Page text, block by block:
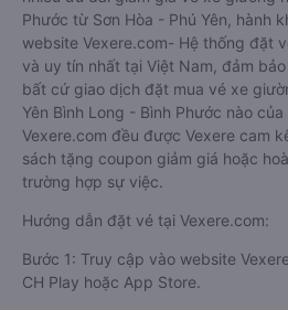
Phước từ Sơn Hòa - Phú Yên, hành
website Vexere.com- Hệ thống đặt
và uy tín nhất tại Việt Nam, đảm
bất cứ giao dịch đặt mua vé xe
Yên Bình Long - Bình Phước nào
Vexere.com đều được Vexere cam
sách tặng coupon giảm giá hoặc
trường hợp sự việc.
Hướng dẫn đặt vé tại Vexere.com:
Bước 1: Truy cập vào website
CH Play hoặc App Store.